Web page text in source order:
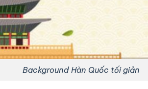
Background Hàn Quốc tối giản